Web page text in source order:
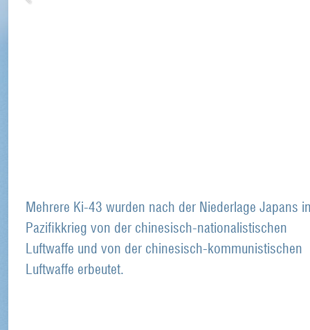
Mehrere Ki-43 wurden nach der Niederlage Japans
Pazifikkrieg von der chinesisch-nationalistischen
Luftwaffe und von der chinesisch-kommunistischen
Luftwaffe erbeutet.